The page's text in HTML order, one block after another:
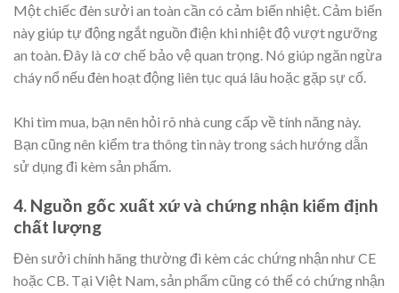
Một chiếc đèn sưởi an toàn cần có cảm biến nhiệt. Cảm biến
này giúp tự động ngắt nguồn điện khi nhiệt độ vượt ngưỡng
an toàn. Đây là cơ chế bảo vệ quan trọng. Nó giúp ngăn ngừa
cháy nổ nếu đèn hoạt động liên tục quá lâu hoặc gặp sự cố.
Khi tìm mua, bạn nên hỏi rõ nhà cung cấp về tính năng này.
Bạn cũng nên kiểm tra thông tin này trong sách hướng dẫn
sử dụng đi kèm sản phẩm.
4. Nguồn gốc xuất xứ và chứng nhận kiểm định
chất lượng
Đèn sưởi chính hãng thường đi kèm các chứng nhận như CE
hoặc CB. Tại Việt Nam, sản phẩm cũng có thể có chứng nhận